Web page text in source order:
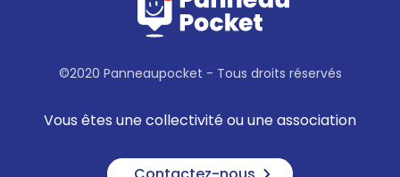
©2020 Panneaupocket - Tous droits réservés
Vous êtes une collectivité ou une association